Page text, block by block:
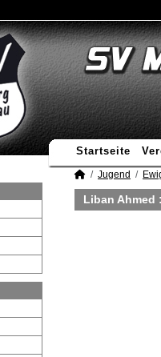
Startseite
Jugend
Liban Ahmed